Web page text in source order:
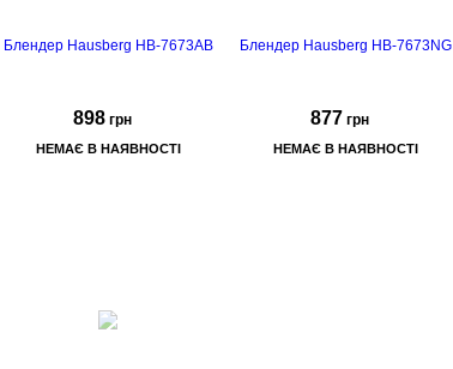
Блендер Hausberg HB-7673AB
898 грн
НЕМАЄ В НАЯВНОСТІ
Блендер Hausberg HB-7673NG
877 грн
НЕМАЄ В НАЯВНОСТІ